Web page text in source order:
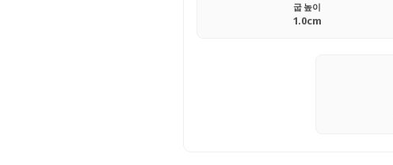
굽 높이
1.0cm